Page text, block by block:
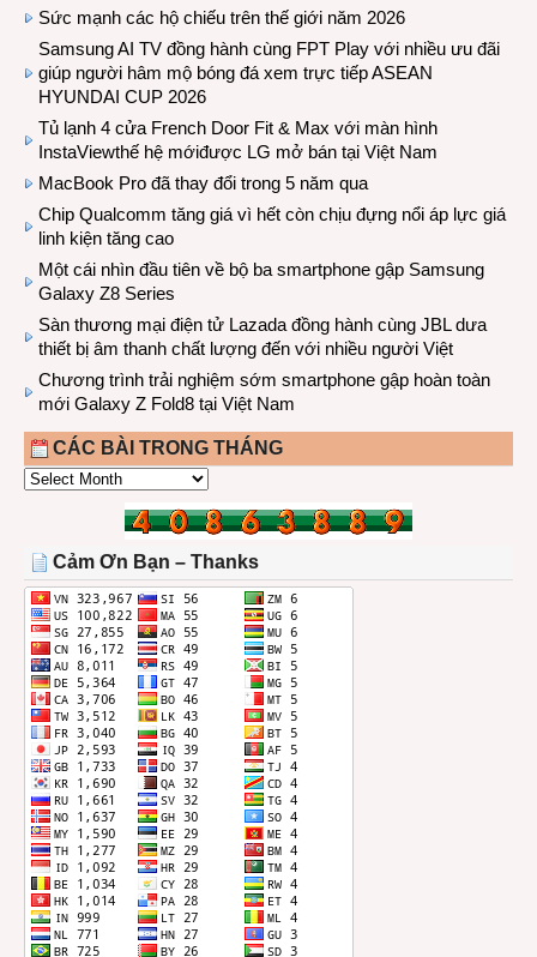
Sức mạnh các hộ chiếu trên thế giới năm 2026
Samsung AI TV đồng hành cùng FPT Play với nhiều ưu đãi
giúp người hâm mộ bóng đá xem trực tiếp ASEAN
HYUNDAI CUP 2026
Tủ lạnh 4 cửa French Door Fit & Max với màn hình
InstaViewthế hệ mớiđược LG mở bán tại Việt Nam
MacBook Pro đã thay đổi trong 5 năm qua
Chip Qualcomm tăng giá vì hết còn chịu đựng nổi áp lực giá
linh kiện tăng cao
Một cái nhìn đầu tiên về bộ ba smartphone gập Samsung
Galaxy Z8 Series
Sàn thương mại điện tử Lazada đồng hành cùng JBL dưa
thiết bị âm thanh chất lượng đến với nhiều người Việt
Chương trình trải nghiệm sớm smartphone gập hoàn toàn
mới Galaxy Z Fold8 tại Việt Nam
CÁC BÀI TRONG THÁNG
CÁC
THÁNG
Cảm Ơn Bạn – Thanks